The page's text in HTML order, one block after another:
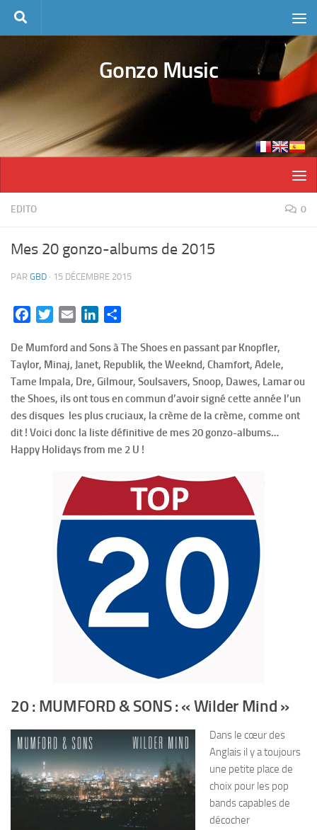
Skip to content
Gonzo Music
EDITO 0
Mes 20 gonzo-albums de 2015
PAR GBD · 15 DÉCEMBRE 2015
FacebookTwitterEmail LinkedIn
De Mumford and Sons à The Shoes en passant par Knopfler,
Taylor, Minaj, Janet, Republik, the Weeknd, Chamfort, Adele,
Tame Impala, Dre, Gilmour, Soulsavers, Snoop, Dawes, Lamar ou
the Shoes, ils ont tous en commun d’avoir signé cette année l’un
des disques les plus cruciaux, la crème de la crème, comme ont
dit ! Voici donc la liste définitive de mes 20 gonzo-albums…
Happy Holidays from me 2 U !
20 : MUMFORD & SONS : « Wilder Mind »
Dans le cœur des
Anglais il y a toujours
une petite place de
choix pour les pop
bands capables de
décocher